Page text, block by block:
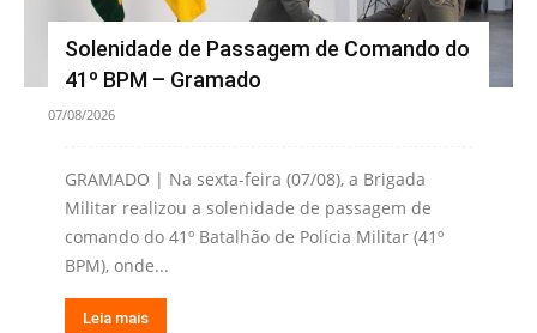
Solenidade de Passagem de Comando do
41º BPM – Gramado
07/08/2026
GRAMADO | Na sexta-feira (07/08), a Brigada
Militar realizou a solenidade de passagem de
comando do 41º Batalhão de Polícia Militar (41º
BPM), onde...
Leia mais